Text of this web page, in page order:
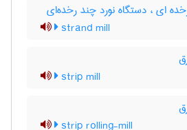
ای ، دستگاه نورد چند رخده‌ای
strand mill
strip mill
strip rolling-mill